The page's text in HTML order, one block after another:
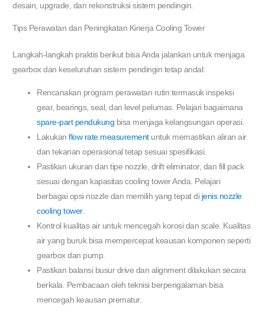
desain, upgrade, dan rekonstruksi sistem pendingin.
Tips Perawatan dan Peningkatan Kinerja Cooling Tower
Langkah-langkah praktis berikut bisa Anda jalankan untuk menjaga
gearbox dan keseluruhan sistem pendingin tetap andal:
Rencanakan program perawatan rutin termasuk inspeksi
gear, bearings, seal, dan level pelumas. Pelajari bagaimana
spare-part pendukung bisa menjaga kelangsungan operasi.
Lakukanflow rate measurementuntuk memastikan aliran air
dan tekanan operasional tetap sesuai spesifikasi.
Pastikan ukuran dan tipe nozzle, drift eliminator, dan fill pack
sesuai dengan kapasitas cooling tower Anda. Pelajari
berbagai opsi nozzle dan memilih yang tepat di jenis nozzle
cooling tower.
Kontrol kualitas air untuk mencegah korosi dan scale. Kualitas
air yang buruk bisa mempercepat keausan komponen seperti
gearbox dan pump.
Pastikan balansi busur drive dan alignment dilakukan secara
berkala. Pembacaan oleh teknisi berpengalaman bisa
mencegah keausan prematur.